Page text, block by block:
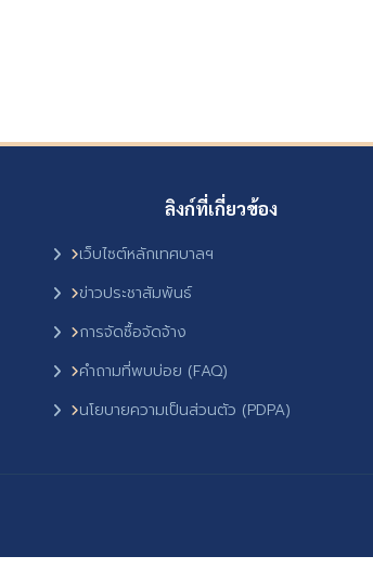
ลิงก์ที่เกี่ยวข้อง
เว็บไซต์หลักเทศบาลฯ
ข่าวประชาสัมพันธ์
การจัดซื้อจัดจ้าง
คำถามที่พบบ่อย (FAQ)
นโยบายความเป็นส่วนตัว (PDPA)